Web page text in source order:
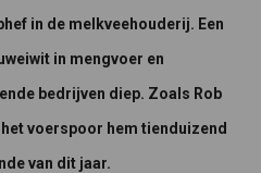
in de melkveehouderij. Een
in mengvoer en
bedrijven diep. Zoals Rob
voerspoor hem tienduizend
van dit jaar.